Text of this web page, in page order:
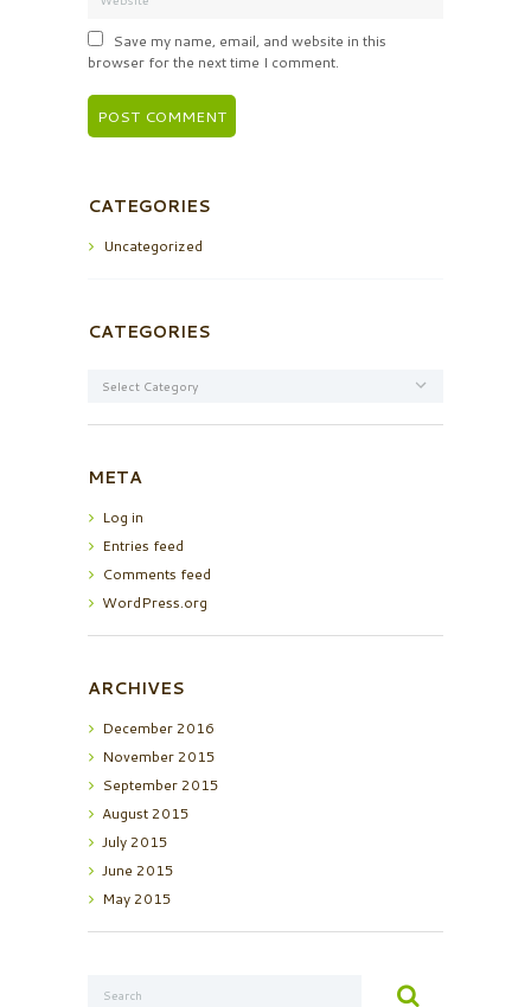
Save my name, email, and website in this
browser for the next time I comment.
CATEGORIES
Uncategorized
CATEGORIES
META
Log in
Entries feed
Comments feed
WordPress.org
ARCHIVES
December2016
November2015
September2015
August2015
July2015
June 2015
May2015